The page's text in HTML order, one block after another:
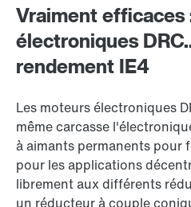
Vraiment efficaces
électroniques
rendement IE4
Les moteurs électroniques
même carcasse
à aimants permanents pour
pour les applications
librement aux différents